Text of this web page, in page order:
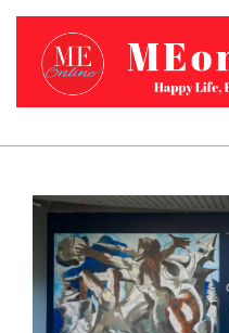
Skip
content
Primary
Menu